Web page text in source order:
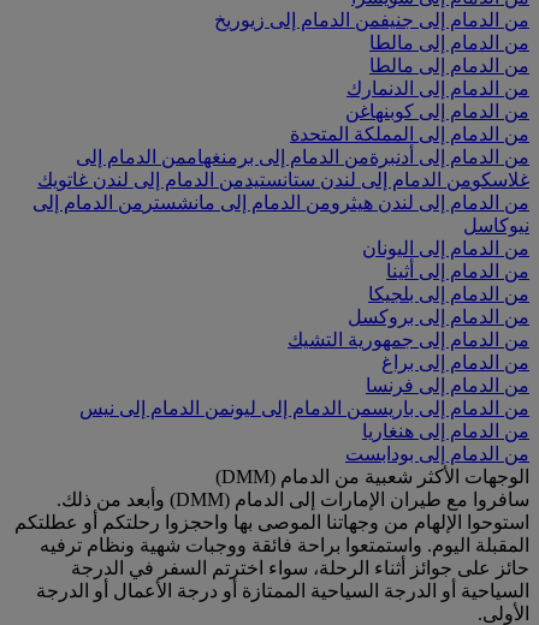
من الدمام إلى جنيفمن الدمام إلى زيوريخ
من الدمام إلى مالطا
من الدمام إلى مالطا
من الدمام إلى الدنمارك
من الدمام إلى كوبنهاغن
من الدمام إلى المملكة المتحدة
من الدمام إلى أدنبرةمن الدمام إلى برمنغهاممن الدمام إلى
غلاسكومن الدمام إلى لندن ستانستيدمن الدمام إلى لندن غاتويك
من الدمام إلى لندن هيثرومن الدمام إلى مانشستر من الدمام إلى
نيوكاسل
من الدمام إلى اليونان
من الدمام إلى أثينا
من الدمام إلى بلجيكا
من الدمام إلى بروكسل
من الدمام إلى جمهورية التشيك
من الدمام إلى براغ
من الدمام إلى فرنسا
من الدمام إلى باريسمن الدمام إلى ليونمن الدمام إلى نيس
من الدمام إلى هنغاريا
من الدمام إلى بودابست
الوجهات الأكثر شعبية من الدمام (DMM)
سافروا مع طيران الإمارات إلى الدمام (DMM) وأبعد من ذلك.
استوحوا الإلهام من وجهاتنا الموصى بها واحجزوا رحلتكم أو عطلتكم
المقبلة اليوم. واستمتعوا براحة فائقة ووجبات شهية ونظام ترفيه
حائز على جوائز أثناء الرحلة، سواء اخترتم السفر في الدرجة
السياحية أو الدرجة السياحية الممتازة أو درجة الأعمال أو الدرجة
الأولى.